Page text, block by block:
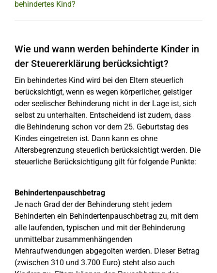
behindertes Kind?
Wie und wann werden behinderte Kinder in
der Steuererklärung berücksichtigt?
Ein behindertes Kind wird bei den Eltern steuerlich
berücksichtigt, wenn es wegen körperlicher, geistiger
oder seelischer Behinderung nicht in der Lage ist, sich
selbst zu unterhalten. Entscheidend ist zudem, dass
die Behinderung schon vor dem 25. Geburtstag des
Kindes eingetreten ist. Dann kann es ohne
Altersbegrenzung steuerlich berücksichtigt werden. Die
steuerliche Berücksichtigung gilt für folgende Punkte:
Behindertenpauschbetrag
Je nach Grad der der Behinderung steht jedem
Behinderten ein Behindertenpauschbetrag zu, mit dem
alle laufenden, typischen und mit der Behinderung
unmittelbar zusammenhängenden
Mehraufwendungen abgegolten werden. Dieser Betrag
(zwischen 310 und 3.700 Euro) steht also auch